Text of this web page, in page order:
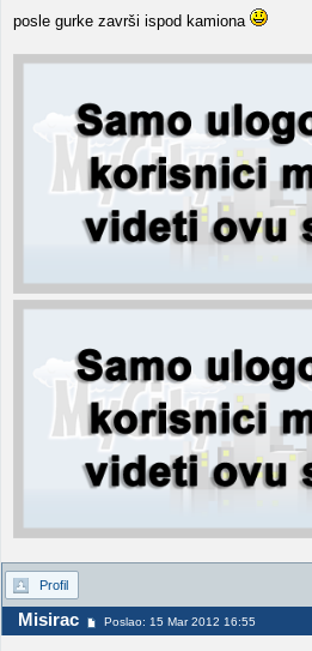
posle gurke završi ispod kamiona
Profil
Misirac Poslao: 15 Mar 2012 16:55